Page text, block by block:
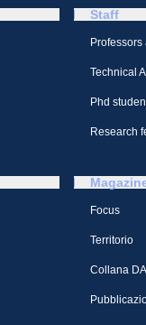
Staff
Technical
Phd
Research
Focus
Territorio
Collana